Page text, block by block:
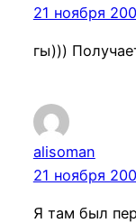
21 ноября
гы)))
alisoman
21 ноября
Я там был